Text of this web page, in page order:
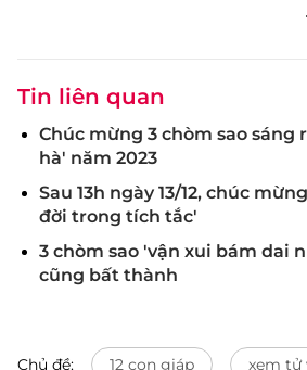
Tin liên quan
Chúc mừng 3 chòm sao sáng
hà' năm 2023
Sau 13h ngày 13/12, chúc
đời trong tích tắc'
3 chòm sao 'vận xui bám dai
cũng bất thành
Chủ đề: 12 con giáp xem tử